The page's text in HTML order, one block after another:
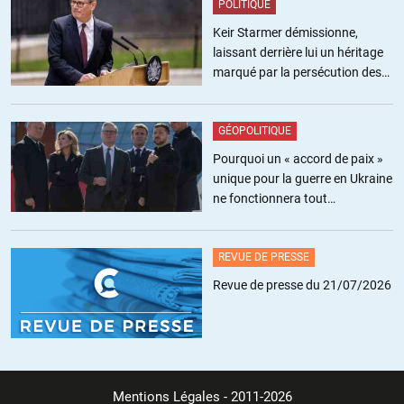
faisant cause commune avec un type de droite.
+3
LibEgaFra//01.12.2020 à 09h30
En quoi avoir écrit des livre au kilomètre est-il un argument
quand il ne comprend même pas ce dont il parle? Exemple:
Nietzsche. Du côté des opprimés? Il n’est jamais que d’un seul
Et quand on se pose comme « nietzschéen », on est clairement
du côté des oppresseurs.
+3
POLITIQUE
Keir Starmer démissionne,
laissant derrière lui un héritage
marqué par la persécution des
GÉOPOLITIQUE
Pourquoi un « accord de paix »
unique pour la guerre en Ukraine
ne fonctionnera tout
REVUE DE PRESSE
Revue de presse du 21/07/2026
Mentions Légales - 2011-2026